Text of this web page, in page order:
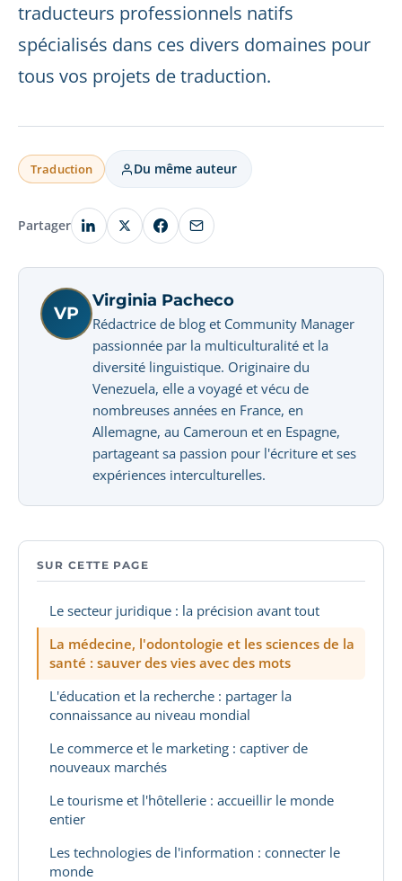
traducteurs professionnels natifs
spécialisés dans ces divers domaines pour
tous vos projets de traduction.
Traduction Du même auteur
Partager
VP
Virginia Pacheco
Rédactrice de blog et Community Manager
passionnée par la multiculturalité et la
diversité linguistique. Originaire du
Venezuela, elle a voyagé et vécu de
nombreuses années en France, en
Allemagne, au Cameroun et en Espagne,
partageant sa passion pour l'écriture et ses
expériences interculturelles.
SUR CETTE PAGE
Le secteur juridique : la précision avant tout
La médecine, l'odontologie et les sciences de la
santé : sauver des vies avec des mots
L'éducation et la recherche : partager la
connaissance au niveau mondial
Le commerce et le marketing : captiver de
nouveaux marchés
Le tourisme et l'hôtellerie : accueillir le monde
entier
Les technologies de l'information : connecter le
monde